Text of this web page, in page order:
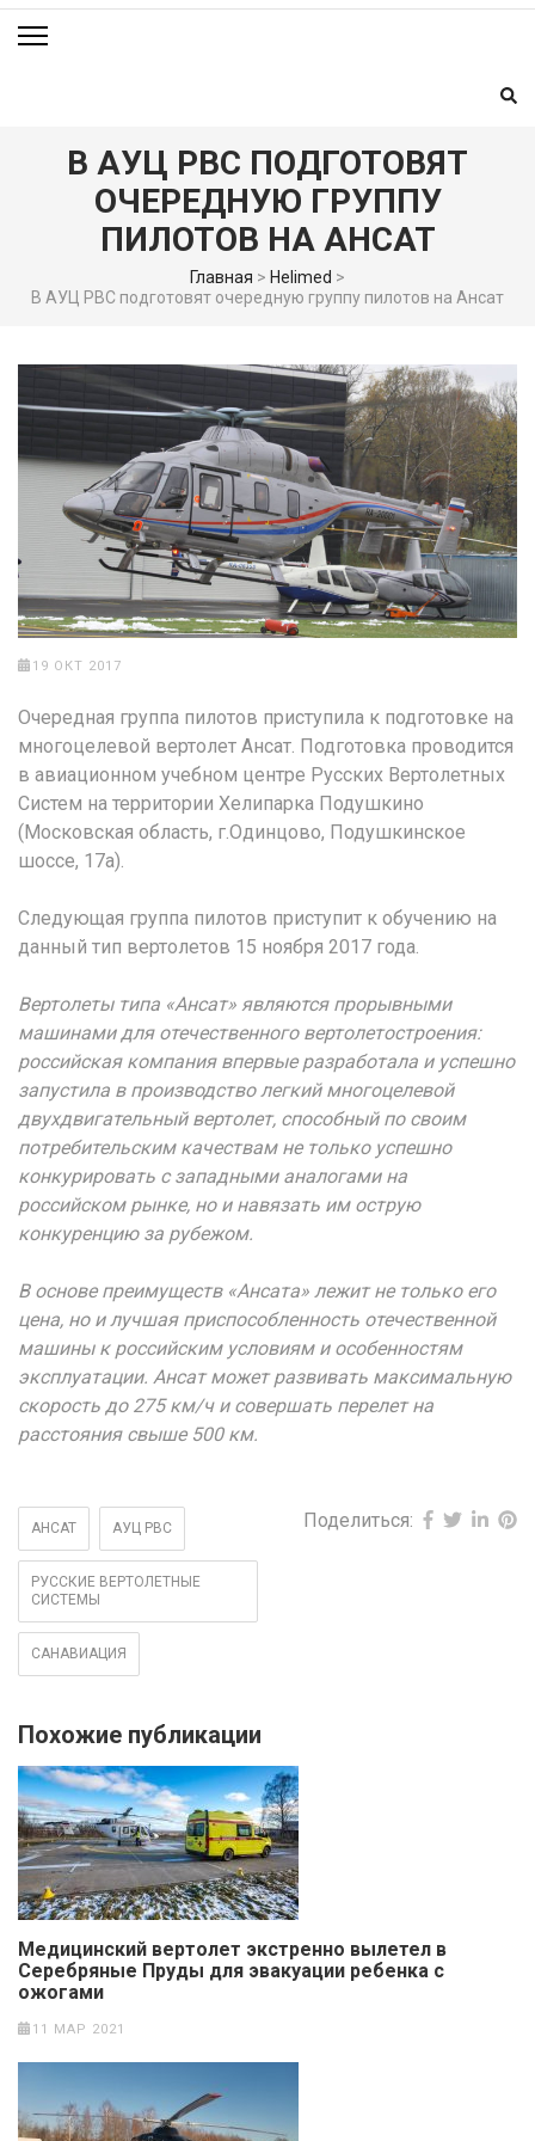
В АУЦ РВС ПОДГОТОВЯТ
ОЧЕРЕДНУЮ ГРУППУ
ПИЛОТОВ НА АНСАТ
Главная > Helimed >
В АУЦ РВС подготовят очередную группу пилотов на Ансат
19 ОКТ 2017
Очередная группа пилотов приступила к подготовке на
многоцелевой вертолет Ансат. Подготовка проводится
в авиационном учебном центре Русских Вертолетных
Систем на территории Хелипарка Подушкино
(Московская область, г.Одинцово, Подушкинское
шоссе, 17а).
Следующая группа пилотов приступит к обучению на
данный тип вертолетов 15 ноября 2017 года.
Вертолеты типа «Ансат» являются прорывными
машинами для отечественного вертолетостроения:
российская компания впервые разработала и успешно
запустила в производство легкий многоцелевой
двухдвигательный вертолет, способный по своим
потребительским качествам не только успешно
конкурировать с западными аналогами на
российском рынке, но и навязать им острую
конкуренцию за рубежом.
В основе преимуществ «Ансата» лежит не только его
цена, но и лучшая приспособленность отечественной
машины к российским условиям и особенностям
эксплуатации. Ансат может развивать максимальную
скорость до 275 км/ч и совершать перелет на
расстояния свыше 500 км.
АНСАТ АУЦ РВС
РУССКИЕ ВЕРТОЛЕТНЫЕ
СИСТЕМЫ
САНАВИАЦИЯ
Поделиться:
Похожие публикации
Медицинский вертолет экстренно вылетел в
Серебряные Пруды для эвакуации ребенка с
ожогами
11 МАР 2021